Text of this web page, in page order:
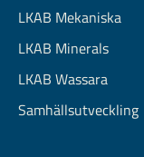
LKAB Mekaniska
LKAB Minerals
LKAB Wassara
Samhällsutveckling